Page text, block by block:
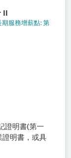
II
服務增薪點: 第
證明書(第一
明書，或具